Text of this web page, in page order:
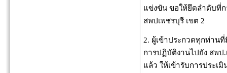
แข่งขัน ขอให้ยึดลำดับที่
สพปเพชรบุรี เขต 2
2. ผู้เข้าประกวดทุกท่าน
การปฏิบัติงานไปยัง สพป
แล้ว ให้เข้ารับการประเ